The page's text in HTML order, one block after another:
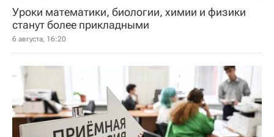
Уроки математики, биологии, химии и физики
станут более прикладными
6 августа, 16:20